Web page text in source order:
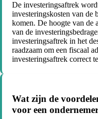
De investeringsaftrek
investeringskosten van de
komen. De hoogte van de
van de
investeringsaftrek in het
raadzaam om een fiscaal
investeringsaftrek correct
Wat zijn de
voor een